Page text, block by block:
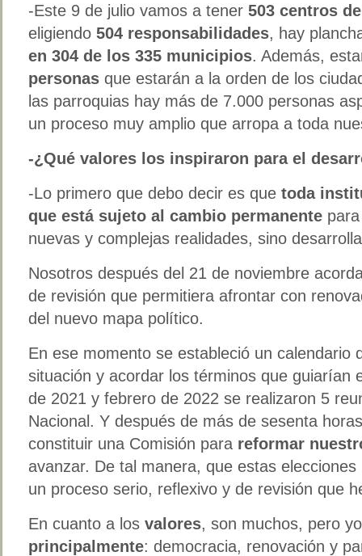
-Este 9 de julio vamos a tener 503 centros
eligiendo 504 responsabilidades, hay
en 304 de los 335 municipios. Además,
personas que estarán a la orden de los
las parroquias hay más de 7.000 personas
un proceso muy amplio que arropa a toda
-¿Qué valores los inspiraron para el
-Lo primero que debo decir es que toda
que está sujeto al cambio permanente
nuevas y complejas realidades, sino
Nosotros después del 21 de noviembre
de revisión que permitiera afrontar con
del nuevo mapa político.
En ese momento se estableció un calendario
situación y acordar los términos que guiarían
de 2021 y febrero de 2022 se realizaron 5
Nacional. Y después de más de sesenta
constituir una Comisión para reformar
avanzar. De tal manera, que estas
un proceso serio, reflexivo y de revisión que
En cuanto a los valores, son muchos, pero
principalmente: democracia, renovación y